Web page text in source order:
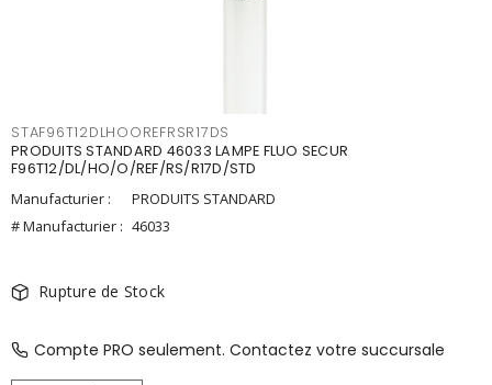
STAF96T12DLHOOREFRSR17DS
PRODUITS STANDARD 46033 LAMPE FLUO SECUR
F96T12/DL/HO/O/REF/RS/R17D/STD
Manufacturier :
PRODUITS STANDARD
# Manufacturier : 46033
Rupture de Stock
Compte PRO seulement. Contactez votre succursale